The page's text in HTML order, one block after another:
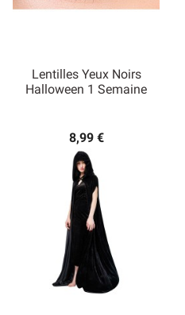
Lentilles Yeux Noirs
Halloween 1 Semaine
8,99 €